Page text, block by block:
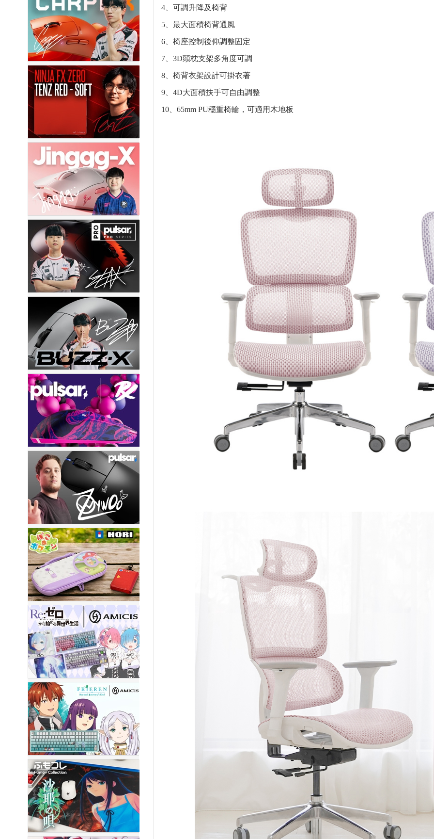
4、可調升降及椅背
5、最大面積椅背通風
6、椅座控制後仰調整固定
7、3D頭枕支架多角度可調
8、椅背衣架設計可掛衣著
9、4D大面積扶手可自由調整
10、65mm PU穩重椅輪，可適用木地板